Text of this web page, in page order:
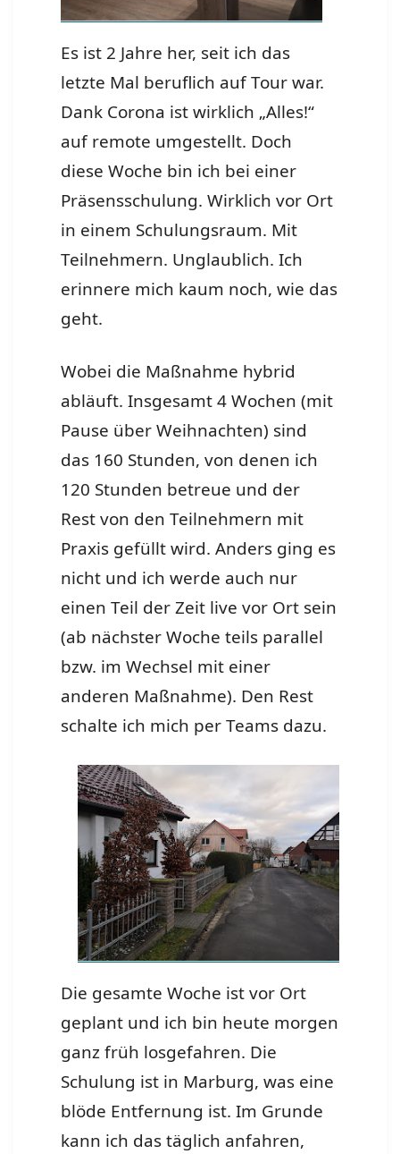
Es ist 2 Jahre her, seit ich das
letzte Mal beruflich auf Tour war.
Dank Corona ist wirklich „Alles!“
auf remote umgestellt. Doch
diese Woche bin ich bei einer
Präsensschulung. Wirklich vor Ort
in einem Schulungsraum. Mit
Teilnehmern. Unglaublich. Ich
erinnere mich kaum noch, wie das
geht.
Wobei die Maßnahme hybrid
abläuft. Insgesamt 4 Wochen (mit
Pause über Weihnachten) sind
das 160 Stunden, von denen ich
120 Stunden betreue und der
Rest von den Teilnehmern mit
Praxis gefüllt wird. Anders ging es
nicht und ich werde auch nur
einen Teil der Zeit live vor Ort sein
(ab nächster Woche teils parallel
bzw. im Wechsel mit einer
anderen Maßnahme). Den Rest
schalte ich mich per Teams dazu.
Die gesamte Woche ist vor Ort
geplant und ich bin heute morgen
ganz früh losgefahren. Die
Schulung ist in Marburg, was eine
blöde Entfernung ist. Im Grunde
kann ich das täglich anfahren,